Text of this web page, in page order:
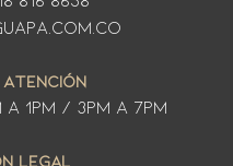
ATENCIÓN
a 1pm / 3pm a 7pm
LEGAL